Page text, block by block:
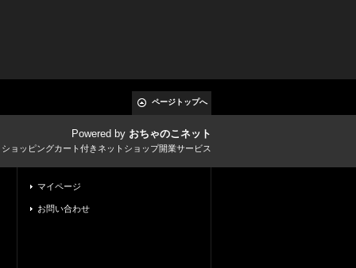
ページトップへ
Powered by おちゃのこネット
ョッピングカート付きネットショップ開業サービス
マイページ
お問い合わせ